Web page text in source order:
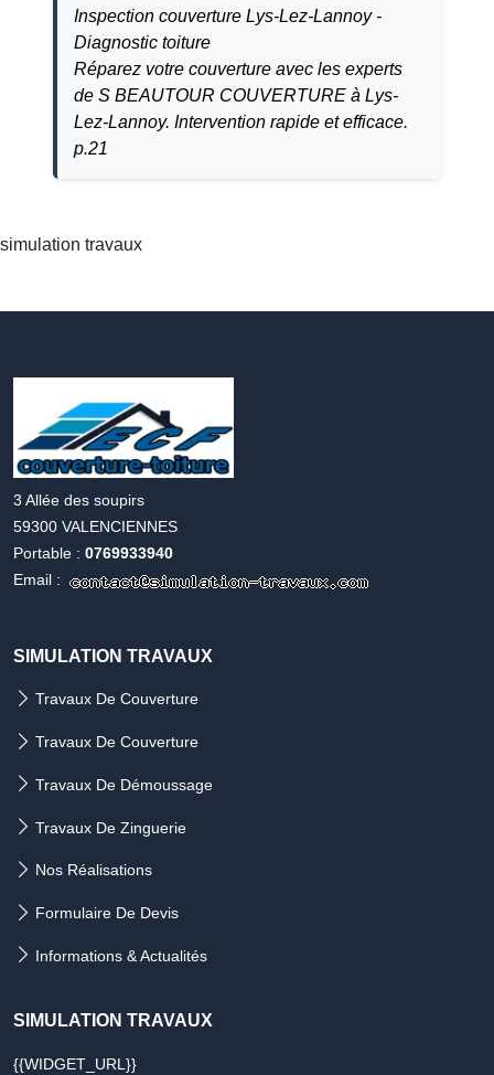
Inspection couverture Lys-Lez-Lannoy -
Diagnostic toiture
Réparez votre couverture avec les experts
de S BEAUTOUR COUVERTURE à Lys-
Lez-Lannoy. Intervention rapide et efficace.
p.21
simulation travaux
travaux
3 Allée des soupirs
59300 VALENCIENNES
Portable : 0769933940
Email :
SIMULATION TRAVAUX
Travaux De Couverture
Travaux De Couverture
Travaux De Démoussage
Travaux De Zinguerie
Nos Réalisations
Formulaire De Devis
Informations & Actualités
SIMULATION TRAVAUX
{{WIDGET_URL}}